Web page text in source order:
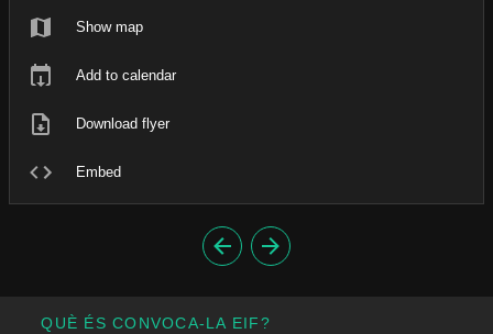
Show map
Add to calendar
Download flyer
Embed
QUÈ ÉS CONVOCA-LA EIF?